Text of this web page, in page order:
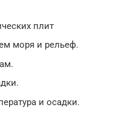
плит
моря и рельеф.
и осадки.